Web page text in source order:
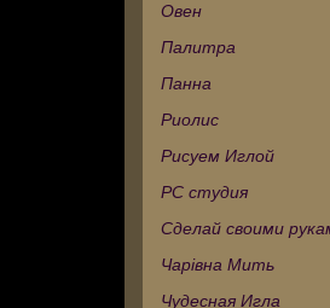
Овен
Палитра
Панна
Риолис
Рисуем Иглой
РС студия
Сделай своими
Чарівна Мить
Чудесная Игла